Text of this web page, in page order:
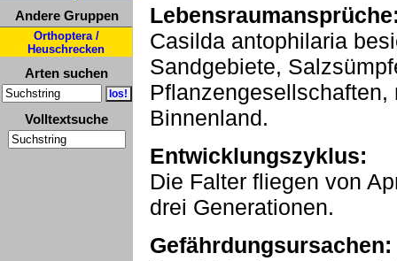
Andere Gruppen
Orthoptera /
Heuschrecken
Arten suchen
Volltextsuche
Casilda antophilaria
Sandgebiete,
Binnenland.
Entwicklungszyklus:
Die Falter fliegen von
drei Generationen.
Gefährdungsursachen: